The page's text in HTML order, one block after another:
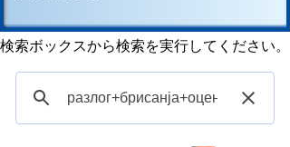
検索ボックスから検索を実行してください。